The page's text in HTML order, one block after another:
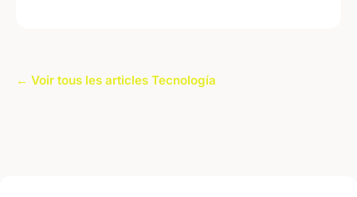
← Voir tous les articles Tecnología